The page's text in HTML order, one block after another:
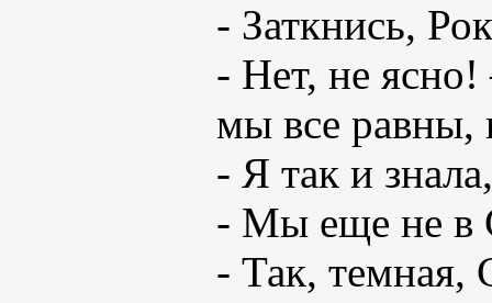
- Заткнись,
- Нет, не ясно!
мы все равны,
- Я так и
- Мы еще не в
- Так, темная,